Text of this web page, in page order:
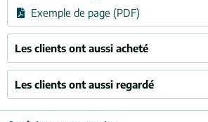
Exemple de page (PDF)
Les clients ont aussi acheté
Les clients ont aussi regardé